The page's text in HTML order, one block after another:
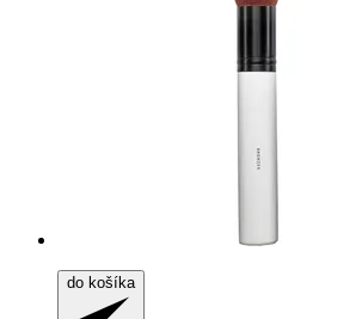
do košíka